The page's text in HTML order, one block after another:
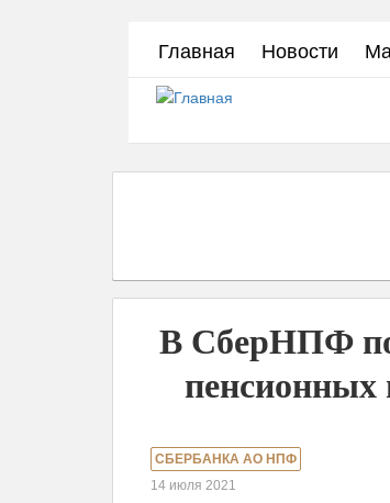
Главная Новости
В СберНПФ
пенсионных
СБЕРБАНКА АО НПФ
14 июля 2021